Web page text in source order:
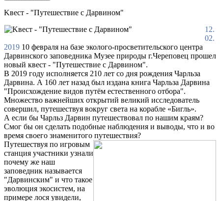
Kвест - "Путешествие с Дарвином"
12.
02.
2019 10 февраля на базе эколого-просветительского центра
Дарвинского заповедника Музее природы г.Череповец прошел
новый квест - "Путешествие с Дарвином".
В 2019 году исполняется 210 лет со дня рождения Чарльза
Дарвина. А 160 лет назад был издана книга Чарльза Дарвина
"Происхождение видов путём естественного отбора".
Множество важнейших открытий великий исследователь
совершил, путешествуя вокруг света на корабле «Бигль».
А если бы Чарльз Дарвин путешествовал по нашим краям?
Смог бы он сделать подобные наблюдения и выводы, что и во
время своего знаменитого путешествия?
Путешествуя по игровым
станция участники узнали
почему же наш
заповедник называется
"Дарвинским" и что такое
эволюция экосистем, на
примере лося увидели,